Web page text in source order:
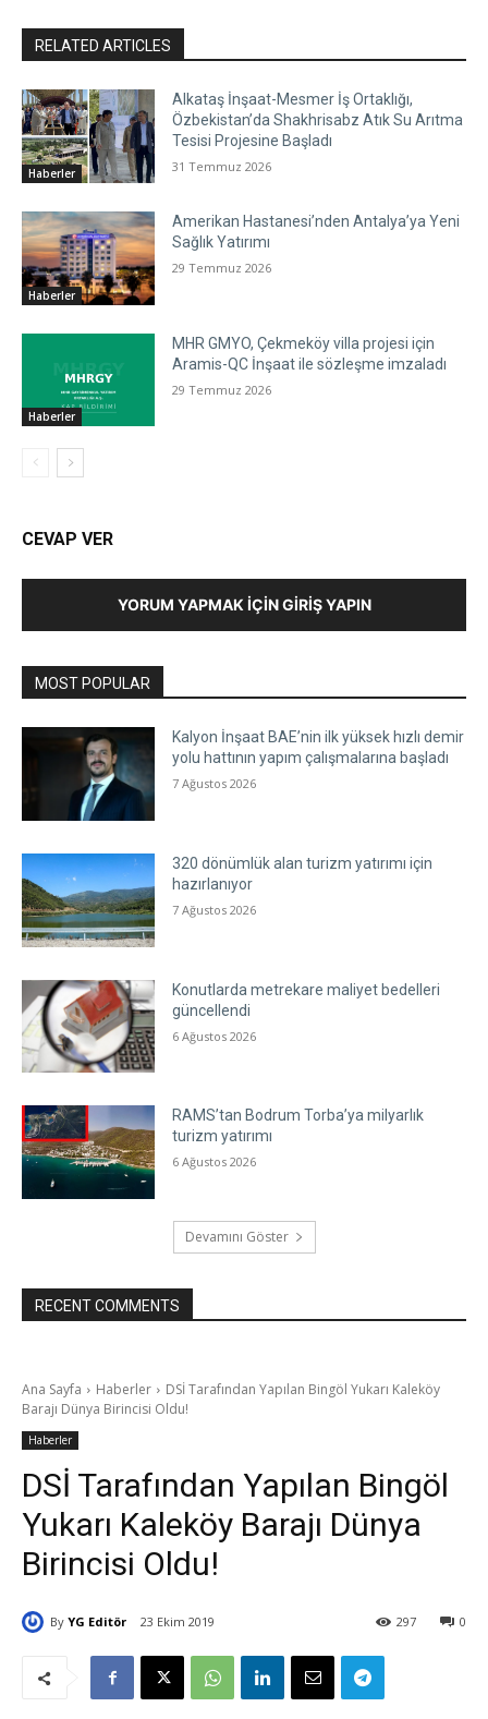
RELATED ARTICLES
Haberler
Alkataş İnşaat-Mesmer İş Ortaklığı,
Özbekistan’da Shakhrisabz Atık Su Arıtma
Tesisi Projesine Başladı
31 Temmuz 2026
Haberler
Amerikan Hastanesi’nden Antalya’ya Yeni
Sağlık Yatırımı
29 Temmuz 2026
Haberler
MHR GMYO, Çekmeköy villa projesi için
Aramis-QC İnşaat ile sözleşme imzaladı
29 Temmuz 2026
CEVAP VER
YORUM YAPMAK İÇIN GIRIŞ YAPIN
MOST POPULAR
Kalyon İnşaat BAE’nin ilk yüksek hızlı demir
yolu hattının yapım çalışmalarına başladı
7 Ağustos 2026
320 dönümlük alan turizm yatırımı için
hazırlanıyor
7 Ağustos 2026
Konutlarda metrekare maliyet bedelleri
güncellendi
6 Ağustos 2026
RAMS’tan Bodrum Torba’ya milyarlık
turizm yatırımı
6 Ağustos 2026
Devamını Göster
RECENT COMMENTS